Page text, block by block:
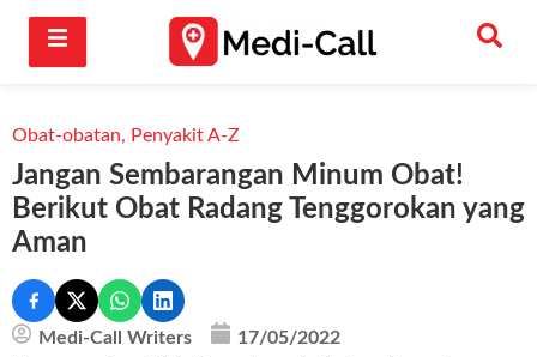
Obat-obatan, Penyakit A-Z
Jangan Sembarangan Minum Obat!
Berikut Obat Radang Tenggorokan yang
Aman
Medi-Call Writers 17/05/2022